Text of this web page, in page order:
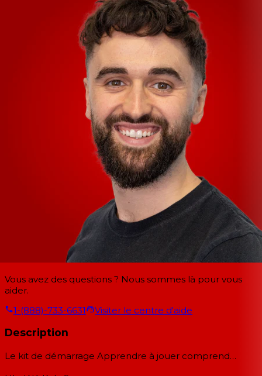
Vous avez des questions ? Nous sommes là pour vous
aider.
1-(888)-733-6631
Visiter le centre d'aide
Description
Le kit de démarrage Apprendre à jouer comprend…